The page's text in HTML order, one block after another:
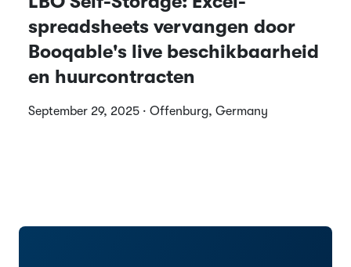
spreadsheets vervangen door
Booqable's live beschikbaarheid
en huurcontracten
September 29, 2025 · Offenburg, Germany